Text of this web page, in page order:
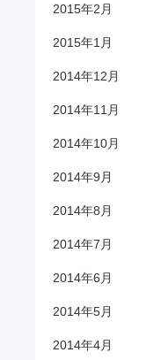
2015年2月
2015年1月
2014年12月
2014年11月
2014年10月
2014年9月
2014年8月
2014年7月
2014年6月
2014年5月
2014年4月